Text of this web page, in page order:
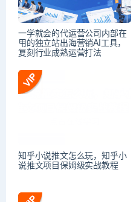
一学就会的代运营公司内部在
用的独立站出海营销AI工具，
复刻行业成熟运营打法
知乎小说推文怎么玩，知乎小
说推文项目保姆级实战教程